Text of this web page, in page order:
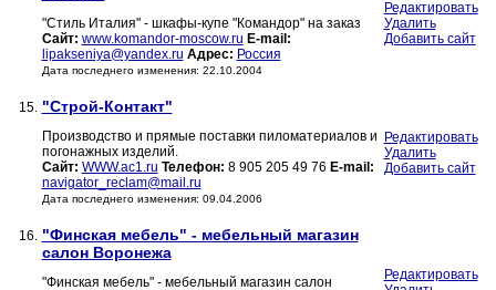
"Стиль Италия" - шкафы-купе "Командор" на заказ
Сайт: www.komandor-moscow.ru E-mail:
lipakseniya@yandex.ru Адрес: Россия
Дата последнего изменения: 22.10.2004
Редактировать
Удалить
Добавить сайт
15. "Строй-Контакт"
Производство и прямые поставки пиломатериалов и
погонажных изделий.
Сайт: WWW.ac1.ru Телефон: 8 905 205 49 76 E-mail:
navigator_reclam@mail.ru
Дата последнего изменения: 09.04.2006
Редактировать
Удалить
Добавить сайт
16. "Финская мебель" - мебельный магазин
салон Воронежа
"Финская мебель" - мебельный магазин салон
Редактировать